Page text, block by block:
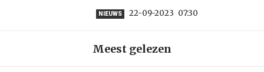
NIEUWS 22-09-2023 07:30
Meest gelezen